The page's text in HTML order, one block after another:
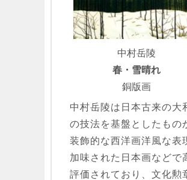
中村岳陵
春・雪晴れ
銅版画
中村岳陵は日本古来の大
の技法を基盤としたもの
装飾的な西洋画洋風な表
加味された日本画などで
評価されており、文化勲